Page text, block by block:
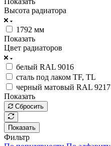
Высота радиатора
1792 мм
Показать
Цвет радиаторов
белый RAL 9016
сталь под лаком TF, TL
черный матовый RAL 9217
Показать
Сбросить
Показать
Фильтр